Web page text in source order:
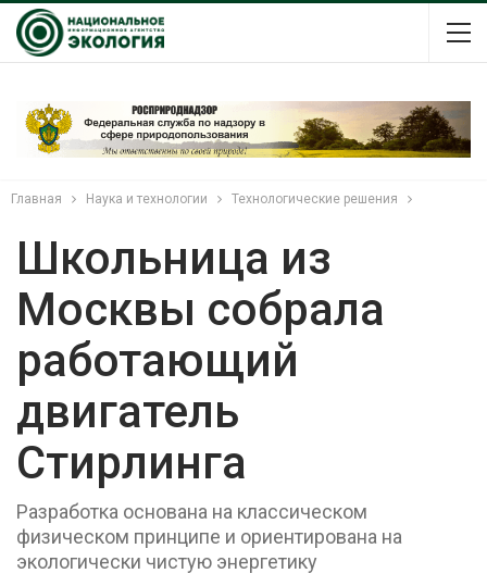
Главная Наука и технологии Технологические решения
Школьница из
Москвы собрала
работающий
двигатель
Стирлинга
Разработка основана на классическом
физическом принципе и ориентирована на
экологически чистую энергетику